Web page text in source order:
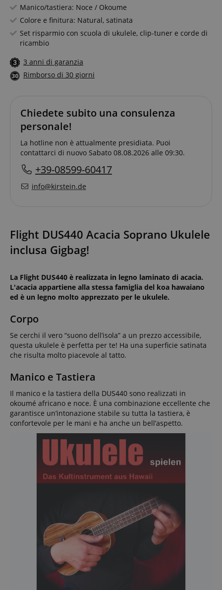
Manico/tastiera: Noce / Okoume
Colore e finitura: Natural, satinata
Set risparmio con scuola di ukulele, clip-tuner e corde di
ricambio
3 anni di garanzia
Rimborso di 30 giorni
Chiedete subito una consulenza
personale!
La hotline non è attualmente presidiata. Puoi
contattarci di nuovo Sabato 08.08.2026 alle 09:30.
+39-08599-60417
info@kirstein.de
Flight DUS440 Acacia Soprano Ukulele
inclusa Gigbag!
La Flight DUS440 è realizzata in legno laminato di acacia.
L'acacia appartiene alla stessa famiglia del koa hawaiano
ed è un legno molto apprezzato per le ukulele.
Corpo
Se cerchi il vero “suono dell’isola” a un prezzo accessibile,
questa ukulele è perfetta per te! Ha una superficie satinata
che risulta molto piacevole al tatto.
Manico e Tastiera
Il manico e la tastiera della DUS440 sono realizzati in
okoumé africano e noce. È una combinazione eccellente che
garantisce un’intonazione stabile su tutta la tastiera, è
confortevole per le mani e ha anche un bell’aspetto.